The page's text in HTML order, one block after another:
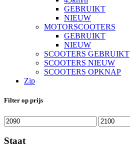
GEBRUIKT
NIEUW
MOTORSCOOTERS
GEBRUIKT
NIEUW
SCOOTERS GEBRUIKT
SCOOTERS NIEUW
SCOOTERS OPKNAP
Zip
Filter op prijs
Min.
prijs
Max.
prijs
Staat